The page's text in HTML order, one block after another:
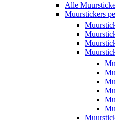
Alle
Muurstickers